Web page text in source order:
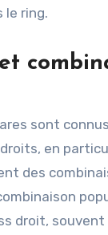
le ring.
sont
en
des
droit,